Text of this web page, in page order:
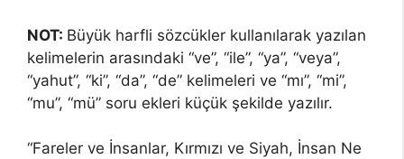
NOT: Büyük harfli sözcükler kullanılarak yazılan
kelimelerin arasındaki “ve”, “ile”, “ya”, “veya”,
“yahut”, “ki”, “da”, “de” kelimeleri ve “mı”, “mi”,
“mu”, “mü” soru ekleri küçük şekilde yazılır.
“Fareler ve İnsanlar, Kırmızı ve Siyah, İnsan Ne